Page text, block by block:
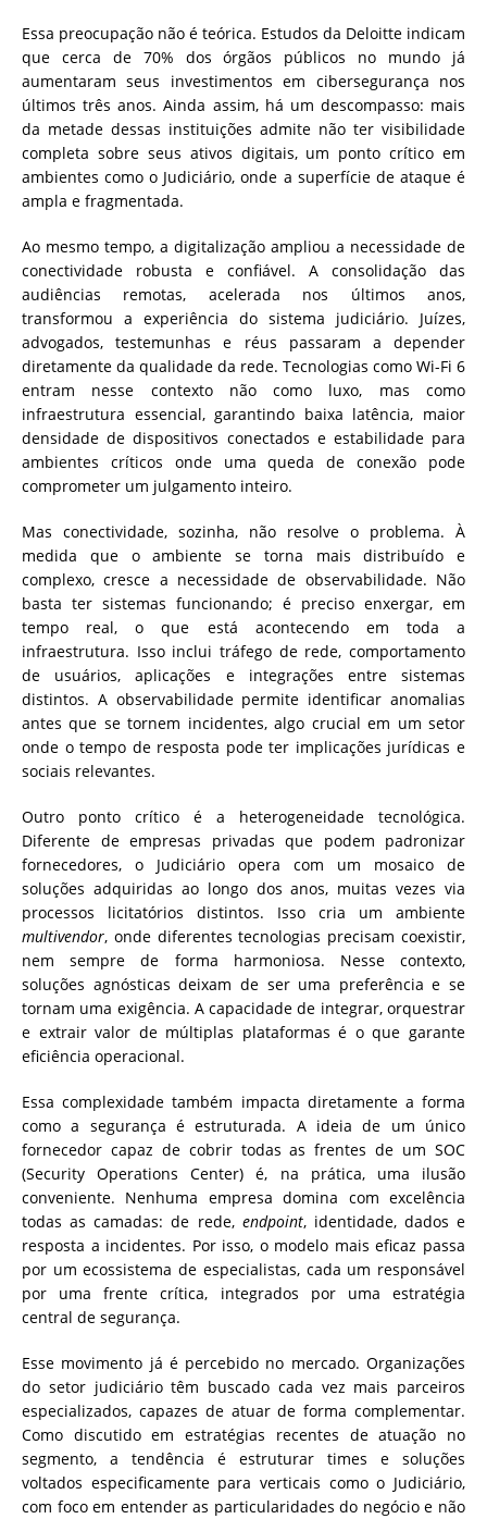
Essa preocupação não é teórica. Estudos da Deloitte indicam
que cerca de 70% dos órgãos públicos no mundo já
aumentaram seus investimentos em cibersegurança nos
últimos três anos. Ainda assim, há um descompasso: mais
da metade dessas instituições admite não ter visibilidade
completa sobre seus ativos digitais, um ponto crítico em
ambientes como o Judiciário, onde a superfície de ataque é
ampla e fragmentada.
Ao mesmo tempo, a digitalização ampliou a necessidade de
conectividade robusta e confiável. A consolidação das
audiências remotas, acelerada nos últimos anos,
transformou a experiência do sistema judiciário. Juízes,
advogados, testemunhas e réus passaram a depender
diretamente da qualidade da rede. Tecnologias como Wi-Fi 6
entram nesse contexto não como luxo, mas como
infraestrutura essencial, garantindo baixa latência, maior
densidade de dispositivos conectados e estabilidade para
ambientes críticos onde uma queda de conexão pode
comprometer um julgamento inteiro.
Mas conectividade, sozinha, não resolve o problema. À
medida que o ambiente se torna mais distribuído e
complexo, cresce a necessidade de observabilidade. Não
basta ter sistemas funcionando; é preciso enxergar, em
tempo real, o que está acontecendo em toda a
infraestrutura. Isso inclui tráfego de rede, comportamento
de usuários, aplicações e integrações entre sistemas
distintos. A observabilidade permite identificar anomalias
antes que se tornem incidentes, algo crucial em um setor
onde o tempo de resposta pode ter implicações jurídicas e
sociais relevantes.
Outro ponto crítico é a heterogeneidade tecnológica.
Diferente de empresas privadas que podem padronizar
fornecedores, o Judiciário opera com um mosaico de
soluções adquiridas ao longo dos anos, muitas vezes via
processos licitatórios distintos. Isso cria um ambiente
multivendor, onde diferentes tecnologias precisam coexistir,
nem sempre de forma harmoniosa. Nesse contexto,
soluções agnósticas deixam de ser uma preferência e se
tornam uma exigência. A capacidade de integrar, orquestrar
e extrair valor de múltiplas plataformas é o que garante
eficiência operacional.
Essa complexidade também impacta diretamente a forma
como a segurança é estruturada. A ideia de um único
fornecedor capaz de cobrir todas as frentes de um SOC
(Security Operations Center) é, na prática, uma ilusão
conveniente. Nenhuma empresa domina com excelência
todas as camadas: de rede, endpoint, identidade, dados e
resposta a incidentes. Por isso, o modelo mais eficaz passa
por um ecossistema de especialistas, cada um responsável
por uma frente crítica, integrados por uma estratégia
central de segurança.
Esse movimento já é percebido no mercado. Organizações
do setor judiciário têm buscado cada vez mais parceiros
especializados, capazes de atuar de forma complementar.
Como discutido em estratégias recentes de atuação no
segmento, a tendência é estruturar times e soluções
voltados especificamente para verticais como o Judiciário,
com foco em entender as particularidades do negócio e não